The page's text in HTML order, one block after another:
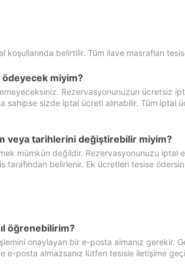
belirtilir. Tüm ilave masrafları
miyim?
Rezervasyonunuzun ücretsiz
sizde iptal ücreti alınabilir. Tüm iptal
veya tarihlerini değiştirebilir miyim?
mümkün değildir. Rezervasyonunuzu iptal
tarafından belirlenir. Ek ücretleri tesise
öğrenebilirim?
onaylayan bir e-posta almanız gerekir.
posta almazsanız lütfen tesisle iletişime